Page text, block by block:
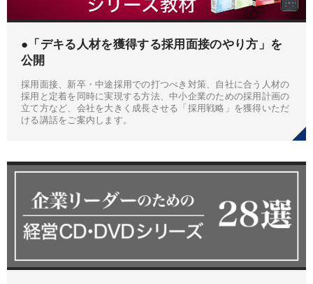
●「デキる人材を獲得する採用面接のやり方」を
公開
採用面接、新卒・中途採用での打つべき対策、自社に合う人材の
採用と定着を同時に実現する方法、中小企業のための採用計画の
立て方など、会社を大きく成長させる「採用戦略」を獲得いただ
ける講話をご案内します。